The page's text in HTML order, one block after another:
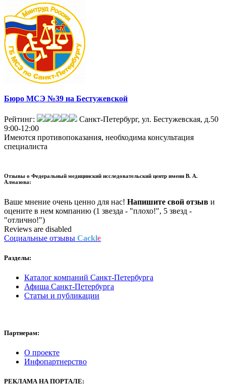
Бюро МСЭ №39 на Бестужевской
Рейтинг:
Санкт-Петербург, ул. Бестужевская, д.50
9:00-12:00
Имеются противопоказания, необходима консультация
специалиста
Отзывы о Федеральный медицинский исследовательский центр имени В. А.
Алмазова:
Ваше мнение очень ценно для нас! Напишите свой отзыв и
оцените в нем компанию (1 звезда - "плохо!", 5 звезд -
"отлично!")
Reviews are disabled
Социальные отзывы Cackle
Разделы:
Каталог компаний Санкт-Петербурга
Афиша Санкт-Петербурга
Статьи и публикации
Партнерам:
О проекте
Инфопартнерство
РЕКЛАМА НА ПОРТАЛЕ: